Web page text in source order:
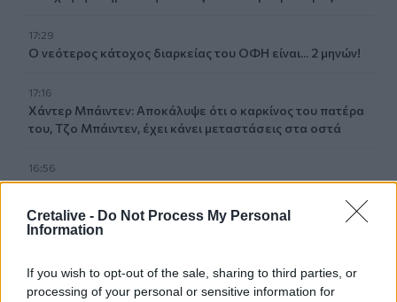
Cretalive - Do Not Process My Personal
Information
If you wish to opt-out of the sale, sharing to third parties, or
processing of your personal or sensitive information for
17:29
Ο νεότερος κάτοχος διαρκείας του ΟΦΗ είναι... 2 μηνών!
17:16
Χάντερ Μπάιντεν: Αποκάλυψε ότι ο καρκίνος του πατέρα
του, Τζο Μπάιντεν, έχει κάνει μεταστάσεις στα οστά
16:56
Καύσωνας και ξηρασία "χτυπούν" την αγροτική παραγωγή
στα Αυγούστου – Όλες οι προϋποθέσεις